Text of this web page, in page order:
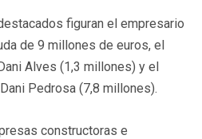
figuran el empresario
de 9 millones de euros, el
Alves (1,3 millones) y el
Pedrosa (7,8 millones).
constructoras e